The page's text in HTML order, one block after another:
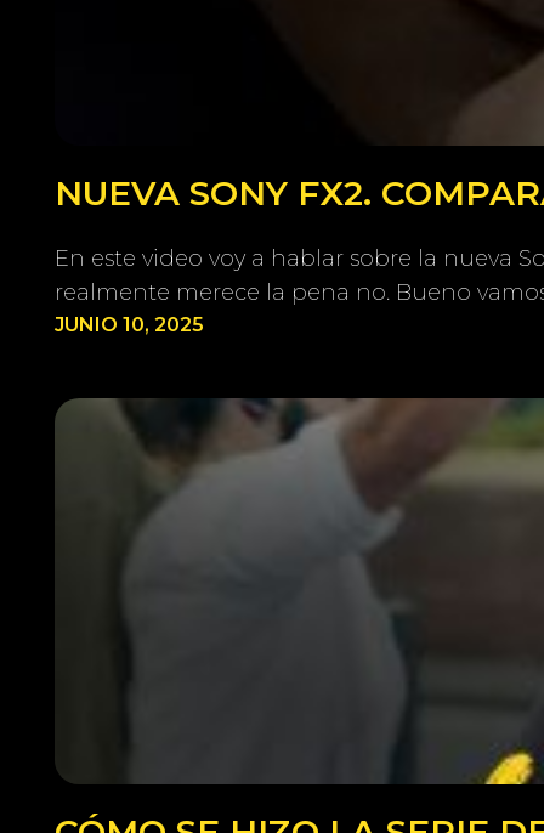
NUEVA SONY FX2.
En este video voy a hablar sobre la nueva
realmente merece la pena no. Bueno
JUNIO 10, 2025